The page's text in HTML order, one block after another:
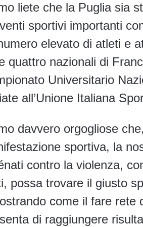
liete che la Puglia sia
sportivi importanti
elevato di atleti e
quattro nazionali di
Universitario
all’Unione Italiana
davvero orgogliose
sportiva, la
contro la violenza,
possa trovare il giusto
come il fare rete
di raggiungere